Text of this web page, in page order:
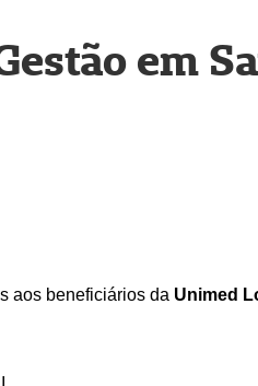
em
aos beneficiários da Unimed